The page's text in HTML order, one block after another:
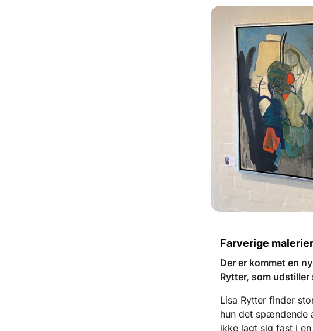
Farverige
Der er kommet en
Rytter, som udstiller
Lisa Rytter finder
hun det spændende
ikke lagt sig fast i